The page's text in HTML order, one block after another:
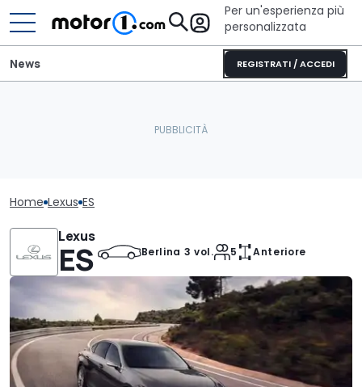
Per un'esperienza più
personalizzata
REGISTRATI / ACCEDI
News
Home Lexus ES
Lexus
ES Berlina 3 vol. 5 Anteriore